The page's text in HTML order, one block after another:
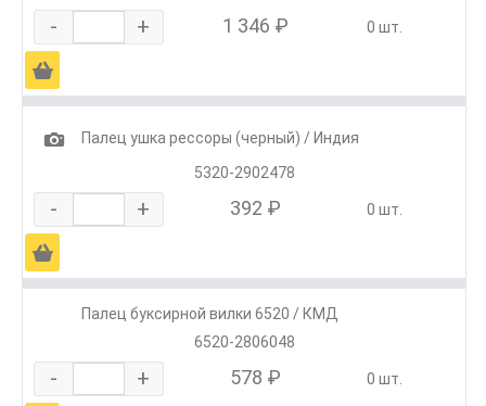
- + 1 346 ₽ 0 шт.
Ä
1
Палец ушка рессоры (черный) / Индия
5320-2902478
- + 392 ₽ 0 шт.
Ä
Палец буксирной вилки 6520 / КМД
6520-2806048
- + 578 ₽ 0 шт.